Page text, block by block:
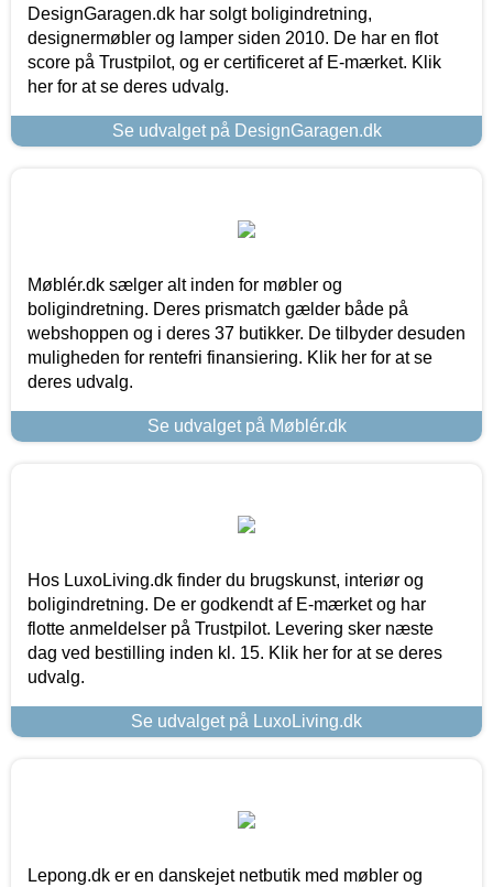
DesignGaragen.dk har solgt boligindretning,
designermøbler og lamper siden 2010. De har en flot
score på Trustpilot, og er certificeret af E-mærket. Klik
her for at se deres udvalg.
Se udvalget på DesignGaragen.dk
Møblér.dk sælger alt inden for møbler og
boligindretning. Deres prismatch gælder både på
webshoppen og i deres 37 butikker. De tilbyder desuden
muligheden for rentefri finansiering. Klik her for at se
deres udvalg.
Se udvalget på Møblér.dk
Hos LuxoLiving.dk finder du brugskunst, interiør og
boligindretning. De er godkendt af E-mærket og har
flotte anmeldelser på Trustpilot. Levering sker næste
dag ved bestilling inden kl. 15. Klik her for at se deres
udvalg.
Se udvalget på LuxoLiving.dk
Lepong.dk er en danskejet netbutik med møbler og